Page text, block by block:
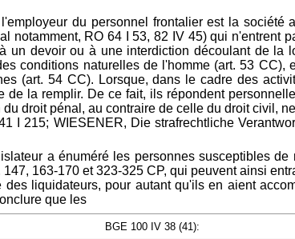
du personnel frontalier est la
notamment, RO 64 I 53, 82 IV 45) qui n'entrent
un devoir ou à une interdiction découlant de
conditions naturelles de l'homme (art. 53
(art. 54 CC). Lorsque, dans le cadre des
la remplir. De ce fait, ils répondent
droit pénal, au contraire de celle du droit civil,
I 215; WIESENER, Die strafrechtliche
a énuméré les personnes susceptibles
163-170 et 323-325 CP, qui peuvent ainsi
liquidateurs, pour autant qu'ils en aient
que les
BGE 100 IV 38 (41):